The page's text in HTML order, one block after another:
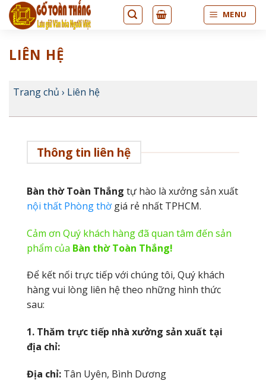
Bỏ
qua
dung
MENU
LIÊN HỆ
Trang chủ › Liên hệ
Thông tin liên hệ
Bàn thờ Toàn Thắng tự hào là xưởng sản xuất
nội thất Phòng thờ giá rẻ nhất TPHCM.
Cảm ơn Quý khách hàng đã quan tâm đến sản
phẩm của Bàn thờ Toàn Thắng!
Để kết nối trực tiếp với chúng tôi, Quý khách
hàng vui lòng liên hệ theo những hình thức
sau:
1. Thăm trực tiếp nhà xưởng sản xuất tại
địa chỉ:
Địa chỉ: Tân Uyên, Bình Dương